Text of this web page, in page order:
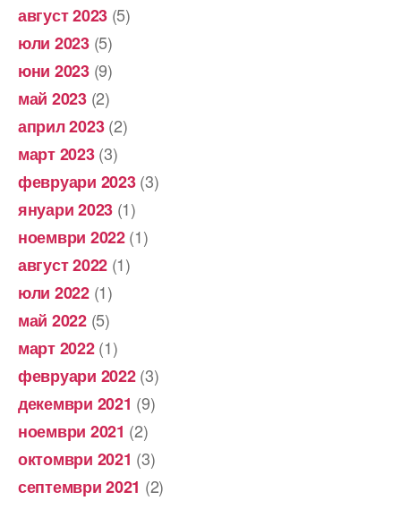
август 2023 (5)
юли 2023(5)
юни 2023(9)
май 2023(2)
април 2023(2)
март 2023(3)
февруари 2023(3)
януари 2023 (1)
ноември 2022(1)
август 2022 (1)
юли 2022(1)
май 2022(5)
март 2022(1)
февруари 2022(3)
декември 2021 (9)
ноември 2021 (2)
октомври 2021 (3)
септември 2021 (2)